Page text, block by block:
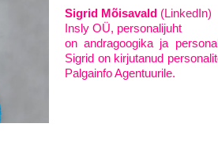
Sigrid Mõisavald (LinkedIn)
Insly OÜ, personalijuht
on andragoogika ja
Sigrid on kirjutanud
Palgainfo Agentuurile.